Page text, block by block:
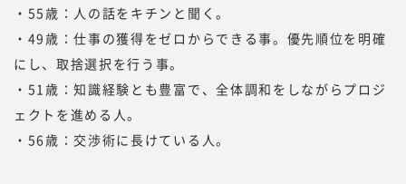
・55歳：人の話をキチンと聞く。
・49歳：仕事の獲得をゼロからできる事。優先順位を明確
にし、取捨選択を行う事。
・51歳：知識経験とも豊富で、全体調和をしながらプロジ
ェクトを進める人。
・56歳：交渉術に長けている人。